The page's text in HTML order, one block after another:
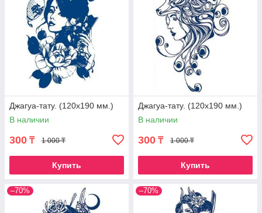
Джагуа-тату. (120х190 мм.)
В наличии
300 ₸ 1 000 ₸
Купить
Джагуа-тату. (120х190 мм.)
В наличии
300 ₸ 1 000 ₸
Купить
–70% –70%